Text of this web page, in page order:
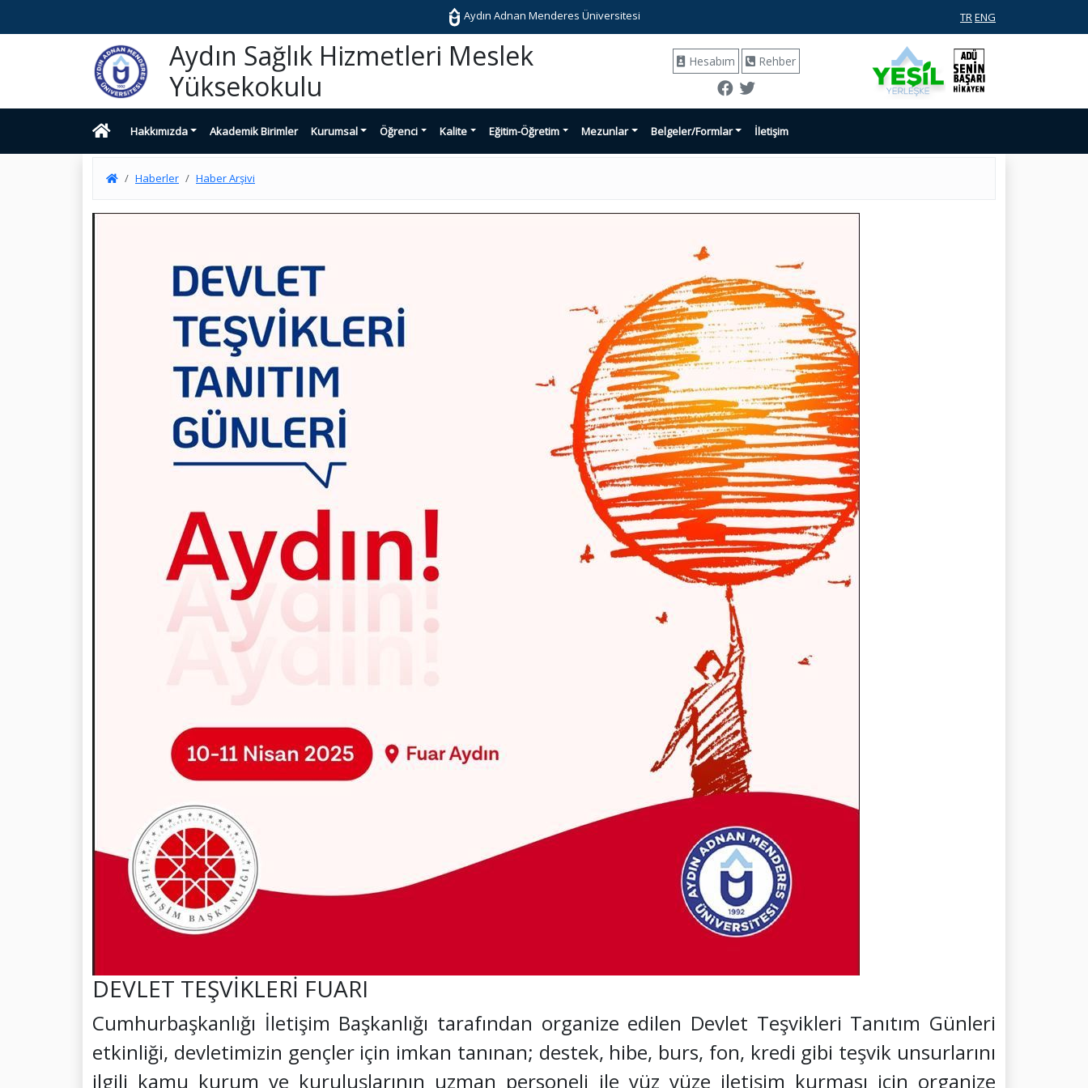
Aydın Adnan Menderes Üniversitesi TR ENG
Aydın Sağlık Hizmetleri Meslek
Yüksekokulu
Hesabım Rehber
Hakkımızda Akademik Birimler Kurumsal Öğrenci Kalite Eğitim-Öğretim Mezunlar Belgeler/Formlar İletişim
Haberler Haber Arşivi
DEVLET TEŞVİKLERİ FUARI
Cumhurbaşkanlığı İletişim Başkanlığı tarafından organize edilen Devlet Teşvikleri Tanıtım Günleri
etkinliği, devletimizin gençler için imkan tanınan; destek, hibe, burs, fon, kredi gibi teşvik unsurlarını
ilgili kamu kurum ve kuruluşlarının uzman personeli ile yüz yüze iletişim kurması için organize